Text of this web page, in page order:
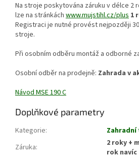
Na stroje poskytována záruku v délce 2
lze na stránkách www.mujstihl.cz/plus 1
Registraci je nutné provést nejpozději
stroje.
Při osobním odběru montáž a odborné
Osobní odběr na prodejně: Zahrada v
Návod MSE 190 C
Doplňkové parametry
Kategorie:
Záruka:
2 roky +
rok navíc